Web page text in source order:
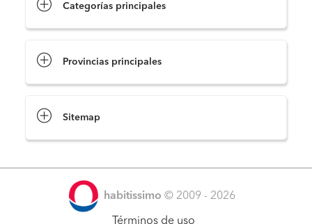
Categorías principales
Provincias principales
Sitemap
habitissimo © 2009 - 2026
Términos de uso